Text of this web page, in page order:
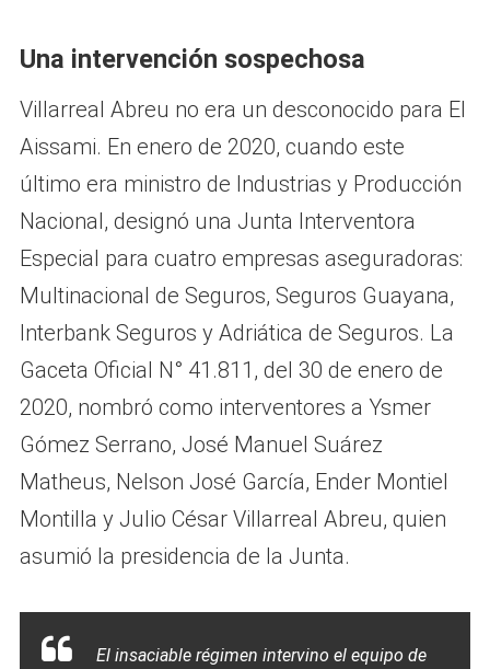
Una intervención sospechosa
Villarreal Abreu no era un desconocido para El
Aissami. En enero de 2020, cuando este
último era ministro de Industrias y Producción
Nacional, designó una Junta Interventora
Especial para cuatro empresas aseguradoras:
Multinacional de Seguros, Seguros Guayana,
Interbank Seguros y Adriática de Seguros. La
Gaceta Oficial N° 41.811, del 30 de enero de
2020, nombró como interventores a Ysmer
Gómez Serrano, José Manuel Suárez
Matheus, Nelson José García, Ender Montiel
Montilla y Julio César Villarreal Abreu, quien
asumió la presidencia de la Junta.
El insaciable régimen intervino el equipo de